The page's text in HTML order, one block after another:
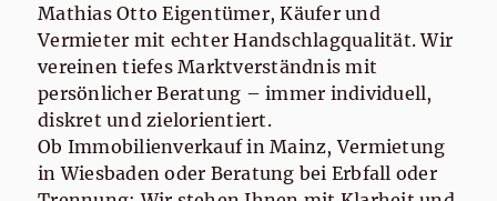
Mathias Otto Eigentümer, Käufer und
Vermieter mit echter Handschlagqualität. Wir
vereinen tiefes Marktverständnis mit
persönlicher Beratung – immer individuell,
diskret und zielorientiert.
Ob Immobilienverkauf in Mainz, Vermietung
in Wiesbaden oder Beratung bei Erbfall oder